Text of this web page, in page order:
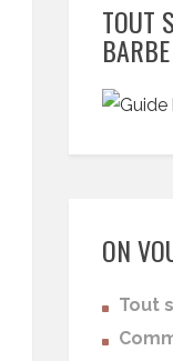
TOUT
BARBE
ON
Tout